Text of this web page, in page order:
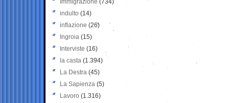
Immigrazione (734)
indulto (14)
inflazione (26)
Ingroia (15)
Interviste (16)
la casta (1.394)
La Destra (45)
La Sapienza (5)
Lavoro (1.316)